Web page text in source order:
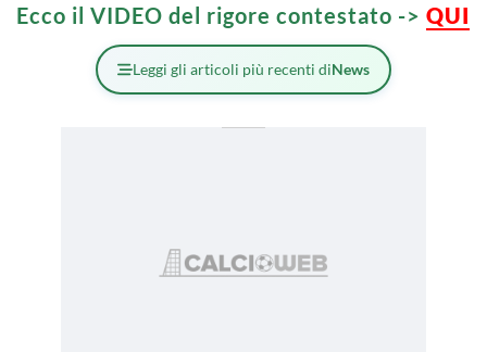
Ecco il VIDEO del rigore contestato -> QUI
Leggi gli articoli più recenti diNews